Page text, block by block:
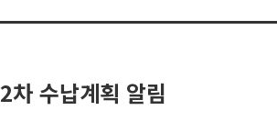
수납계획 알림